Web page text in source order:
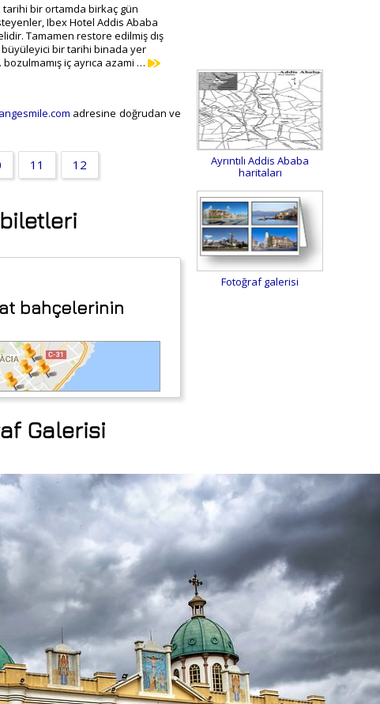
bir ortamda birkaç gün
Ibex Hotel Addis Ababa
Tamamen restore edilmiş dış
bir tarihi binada yer
bozulmamış iç ayrıca azami …
adresine doğrudan ve
11 12
bahçelerinin
Ayrıntılı Addis Ababa
haritaları
Fotoğraf galerisi
Galerisi